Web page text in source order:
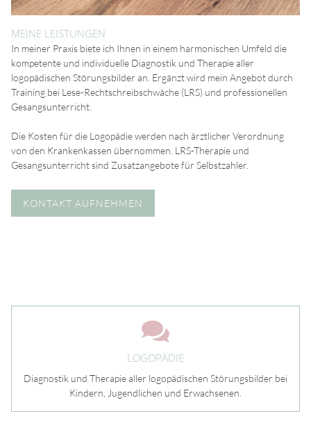
Logopädie
Lese-Rechtschreibschwäche (LRS)
MEINE LEISTUNGEN
In meiner Praxis biete ich Ihnen in einem harmonischen Umfeld die
kompetente und individuelle Diagnostik und Therapie aller
logopädischen Störungsbilder an. Ergänzt wird mein Angebot durch
Training bei Lese-Rechtschreibschwäche (LRS) und professionellen
Gesangsunterricht.
Die Kosten für die Logopädie werden nach ärztlicher Verordnung
von den Krankenkassen übernommen. LRS-Therapie und
Gesangsunterricht sind Zusatzangebote für Selbstzahler.
KONTAKT AUFNEHMEN
LOGOPÄDIE
Diagnostik und Therapie aller logopädischen Störungsbilder bei
Kindern, Jugendlichen und Erwachsenen.